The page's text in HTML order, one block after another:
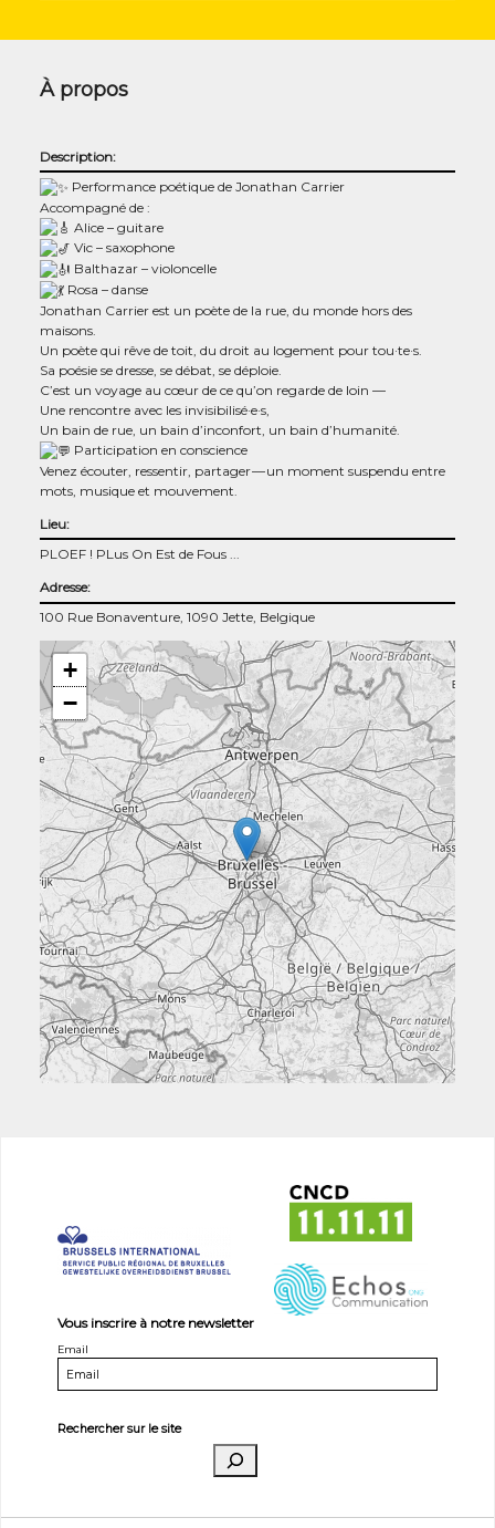
À propos
Description:
Per­for­mance poé­tique de Jona­than Carrier
Accom­pa­gné de :
Alice – gui­tare
Vic – saxo­phone
Bal­tha­zar – vio­lon­celle
Rosa – danse
Jona­than Car­rier est un poète de la rue, du monde hors des
maisons.
Un poète qui rêve de toit, du droit au loge­ment pour tou·te·s.
Sa poé­sie se dresse, se débat, se déploie.
C’est un voyage au cœur de ce qu’on regarde de loin —
Une ren­contre avec les invisibilisé·e·s,
Un bain de rue, un bain d’inconfort, un bain d’humanité.
Par­ti­ci­pa­tion en conscience
Venez écou­ter, res­sen­tir, par­ta­ger — un moment sus­pen­du entre
mots, musique et mouvement.
Lieu:
PLOEF ! PLus On Est de Fous ...
Adresse:
100 Rue Bonaventure, 1090 Jette, Belgique
+
−
Vous inscrire à notre newsletter
Email
Rechercher sur le site